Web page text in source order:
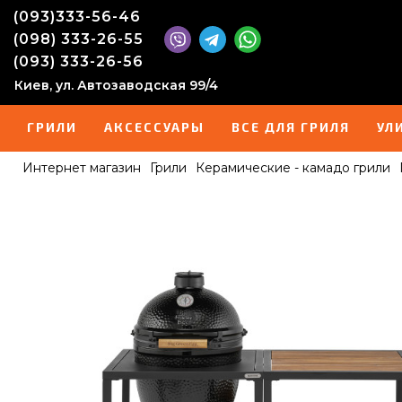
(093)333-56-46
(098) 333-26-55
(093) 333-26-56
Киев, ул. Автозаводская 99/4
ГРИЛИ АКСЕССУАРЫ ВСЕ ДЛЯ ГРИЛЯ
Интернет магазин Грили Керамические - камадо грили